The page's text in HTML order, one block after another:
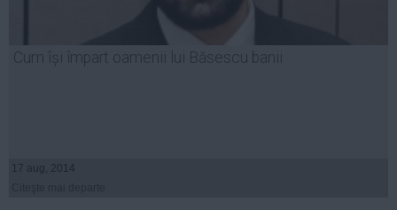
Cum își împart oamenii lui Băsescu banii
17 aug, 2014